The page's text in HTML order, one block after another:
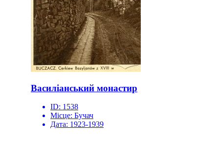
Василіанський монастир
ID: 1538
Місце: Бучач
Дата: 1923-1939